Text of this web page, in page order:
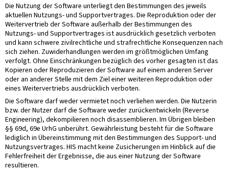
Die Nutzung der Software unterliegt den Bestimmungen des jeweils
aktuellen Nutzungs- und Supportvertrages. Die Reproduktion oder der
Weitervertrieb der Software außerhalb der Bestimmungen des
Nutzungs- und Supportvertrages ist ausdrücklich gesetzlich verboten
und kann schwere zivilrechtliche und strafrechtliche Konsequenzen nach
sich ziehen. Zuwiderhandlungen werden im größtmöglichen Umfang
verfolgt. Ohne Einschränkungen bezüglich des vorher gesagten ist das
Kopieren oder Reproduzieren der Software auf einem anderen Server
oder an anderer Stelle mit dem Ziel einer weiteren Reproduktion oder
eines Weitervertriebs ausdrücklich verboten.
Die Software darf weder vermietet noch verliehen werden. Die Nutzerin
bzw. der Nutzer darf die Software weder zurückentwickeln (Reverse
Engineering), dekompilieren noch disassemblieren. Im Übrigen bleiben
§§ 69d, 69e UrhG unberührt. Gewährleistung besteht für die Software
lediglich in Übereinstimmung mit den Bestimmungen des Support- und
Nutzungsvertrages. HIS macht keine Zusicherungen im Hinblick auf die
Fehlerfreiheit der Ergebnisse, die aus einer Nutzung der Software
resultieren.